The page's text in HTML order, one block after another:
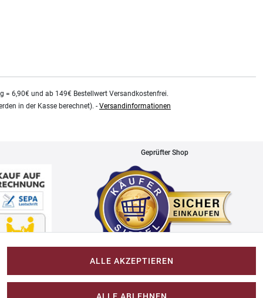
= 6,90€ und ab 149€ Bestellwert Versandkostenfrei.
in der Kasse berechnet). - Versandinformationen
Geprüfter Shop
Impressum
ALLE AKZEPTIEREN